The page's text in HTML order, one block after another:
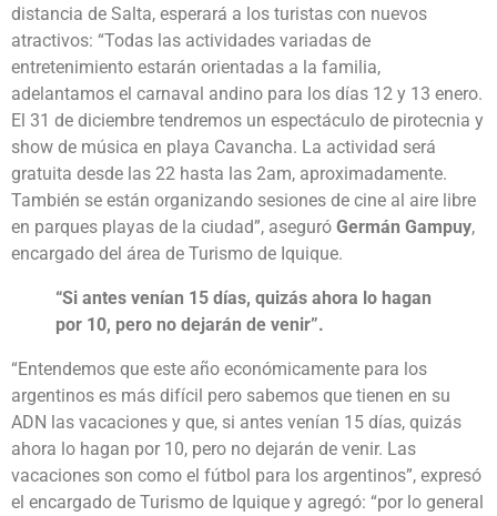
distancia de Salta, esperará a los turistas con nuevos
atractivos: “Todas las actividades variadas de
entretenimiento estarán orientadas a la familia,
adelantamos el carnaval andino para los días 12 y 13 enero.
El 31 de diciembre tendremos un espectáculo de pirotecnia y
show de música en playa Cavancha. La actividad será
gratuita desde las 22 hasta las 2am, aproximadamente.
También se están organizando sesiones de cine al aire libre
en parques playas de la ciudad”, aseguró Germán Gampuy,
encargado del área de Turismo de Iquique.
“Si antes venían 15 días, quizás ahora lo hagan
por 10, pero no dejarán de venir”.
“Entendemos que este año económicamente para los
argentinos es más difícil pero sabemos que tienen en su
ADN las vacaciones y que, si antes venían 15 días, quizás
ahora lo hagan por 10, pero no dejarán de venir. Las
vacaciones son como el fútbol para los argentinos”, expresó
el encargado de Turismo de Iquique y agregó: “por lo general